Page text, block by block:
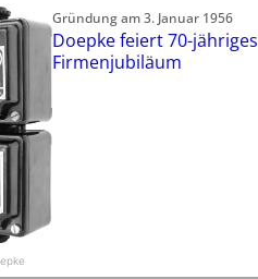
Gründung am 3. Januar 1956
Doepke feiert 70-jähriges
Firmenjubiläum